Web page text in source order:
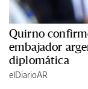
Quirno
embajador
diplomática
elDiarioAR